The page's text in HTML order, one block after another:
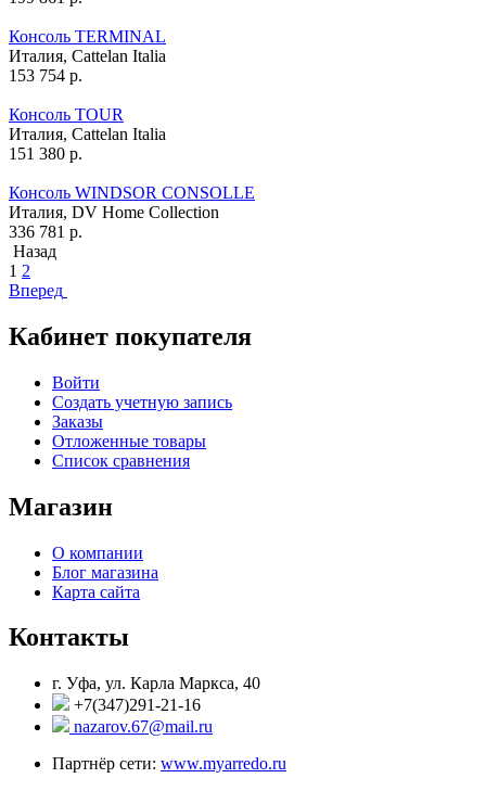
Консоль TERMINAL
Италия, Cattelan Italia
153 754 р.
Консоль TOUR
Италия, Cattelan Italia
151 380 р.
Консоль WINDSOR CONSOLLE
Италия, DV Home Collection
336 781 р.
Назад
1 2
Вперед
Кабинет покупателя
Войти
Создать учетную запись
Заказы
Отложенные товары
Список сравнения
Магазин
О компании
Блог магазина
Карта сайта
Контакты
г. Уфа, ул. Карла Маркса, 40
+7(347)291-21-16
nazarov.67@mail.ru
Партнёр сети: www.myarredo.ru